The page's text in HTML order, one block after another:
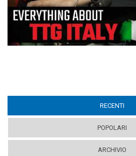
RECENTI
POPOLARI
ARCHIVIO